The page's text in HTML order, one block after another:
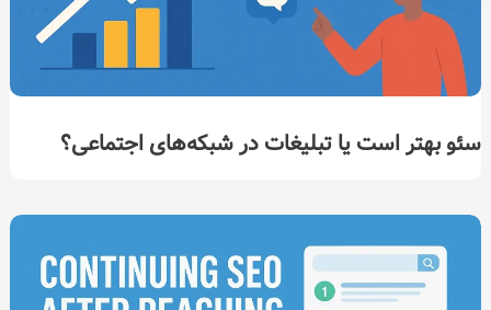
سئو بهتر است یا تبلیغات در شبکه‌های اجتماعی؟